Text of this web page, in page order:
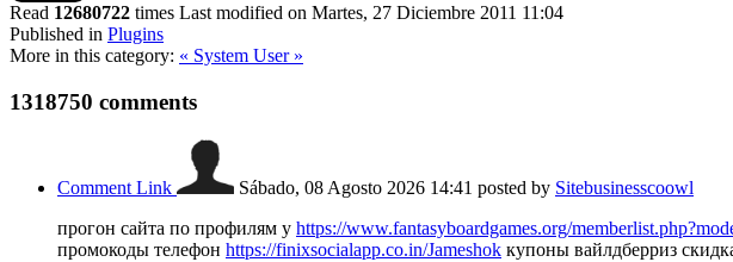
Read 12680722 times Last modified on Martes, 27 Diciembre 2011 11:04
Published in Plugins
More in this category: « System User »
1318750 comments
Comment Link Sábado, 08 Agosto 2026 14:41 posted by Sitebusinesscoowl
прогон сайта по профилям у https://www.fantasyboardgames.org/
промокоды телефон https://finixsocialapp.co.in/Jameshok купоны вайлдберриз